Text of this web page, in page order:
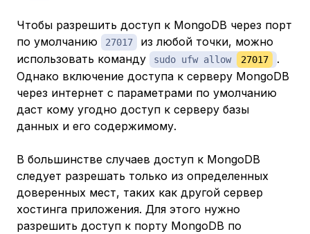
Чтобы разрешить доступ к MongoDB через порт
по умолчанию
27017
из любой точки, можно
использовать команду
sudo ufw allow 27017
.
Однако включение доступа к серверу MongoDB
через интернет с параметрами по умолчанию
даст кому угодно доступ к серверу базы
данных и его содержимому.
В большинстве случаев доступ к MongoDB
следует разрешать только из определенных
доверенных мест, таких как другой сервер
хостинга приложения. Для этого нужно
разрешить доступ к порту MongoDB по